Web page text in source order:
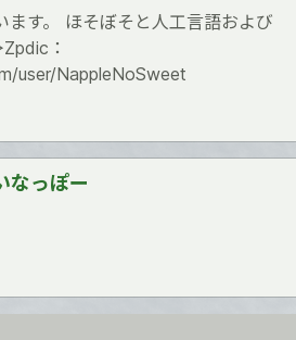
す。 ほそぼそと人工言語および
：
user/NappleNoSweet
なっぽー